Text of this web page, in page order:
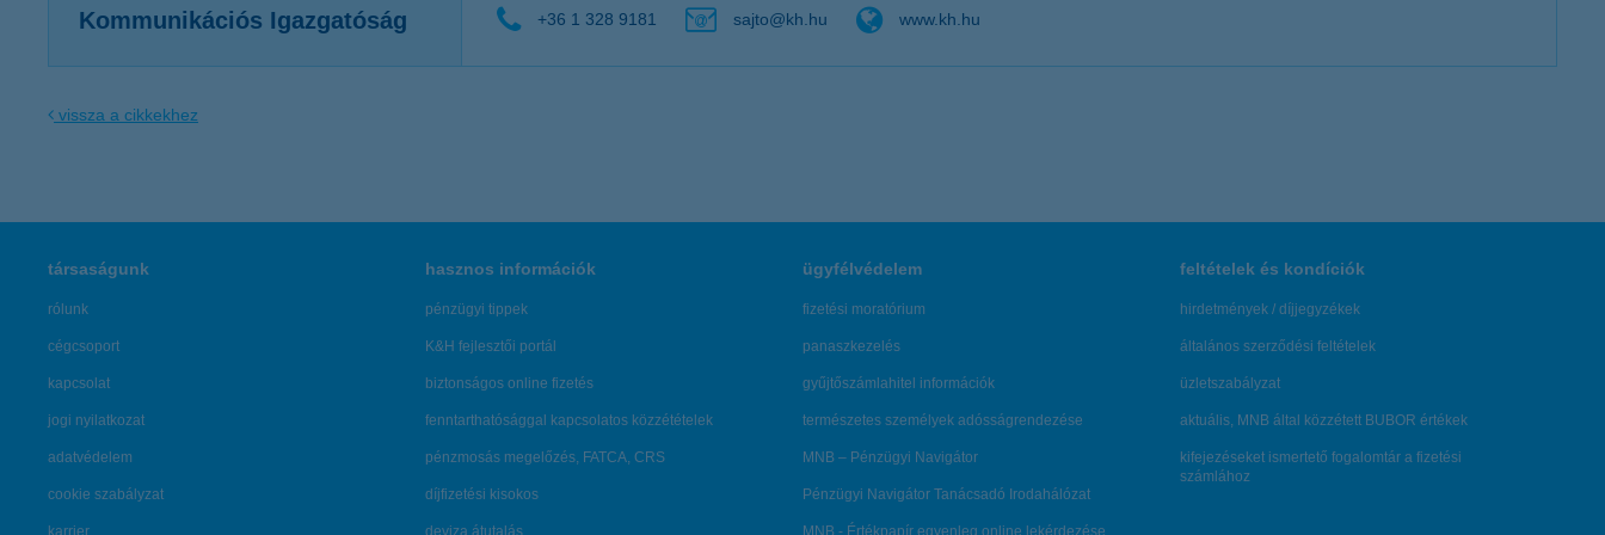
Kommunikációs Igazgatóság +36 1 328 9181 sajto@kh.hu www.kh.hu
vissza a cikkekhez
társaságunk
rólunk
cégcsoport
kapcsolat
jogi nyilatkozat
adatvédelem
cookie szabályzat
karrier
hasznos információk
pénzügyi tippek
K&H fejlesztői portál
biztonságos online fizetés
fenntarthatósággal kapcsolatos közzétételek
pénzmosás megelőzés, FATCA, CRS
díjfizetési kisokos
deviza átutalás
ügyfélvédelem
fizetési moratórium
panaszkezelés
gyűjtőszámlahitel információk
természetes személyek adósságrendezése
MNB – Pénzügyi Navigátor
Pénzügyi Navigátor Tanácsadó Irodahálózat
MNB - Értékpapír egyenleg online lekérdezése
feltételek és kondíciók
hirdetmények / díjjegyzékek
általános szerződési feltételek
üzletszabályzat
aktuális, MNB által közzétett BUBOR értékek
kifejezéseket ismertető fogalomtár a fizetési
számlához